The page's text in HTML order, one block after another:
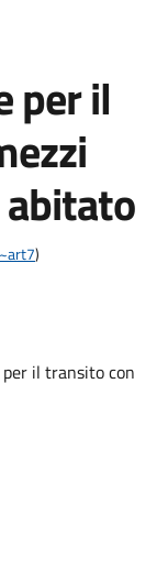
per il
)
il transito con